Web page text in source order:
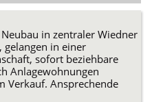
in zentraler Wiedner
gelangen in einer
sofort beziehbare
Anlagewohnungen
Verkauf. Ansprechende